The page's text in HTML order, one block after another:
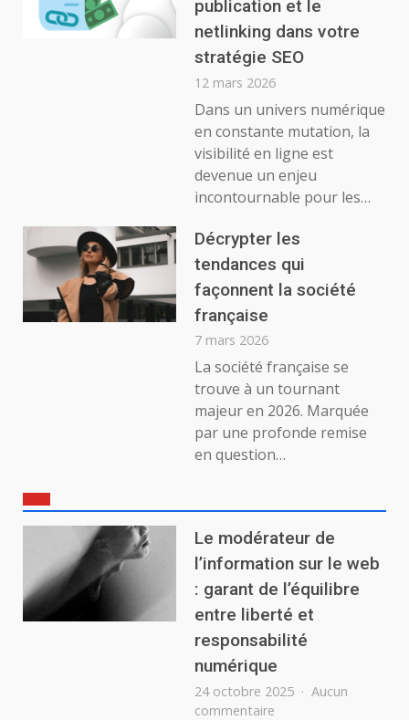
publication et le
netlinking dans votre
stratégie SEO
12 mars 2026
Dans un univers numérique
en constante mutation, la
visibilité en ligne est
devenue un enjeu
incontournable pour les…
Décrypter les
tendances qui
façonnent la société
française
7 mars 2026
La société française se
trouve à un tournant
majeur en 2026. Marquée
par une profonde remise
en question…
Le modérateur de
l’information sur le web
: garant de l’équilibre
entre liberté et
responsabilité
numérique
24 octobre 2025
Aucun
commentaire